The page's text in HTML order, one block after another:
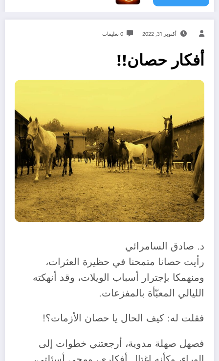
أكتوبر 31, 2022 0 تعليقات
أفكار حصان!!
د. صادق السامرائي
رأيت حصانا متمحنا في حظيرة العثرات،
ومنهمكا بإجترار أسباب الويلات، وقد أنهكته
الليالي المعبّأة بالمفزعات.
فقلت له: كيف الحال يا حصان الأزمات؟!
فصهل صهلة مدوية، أرجعتني خطوات إلى